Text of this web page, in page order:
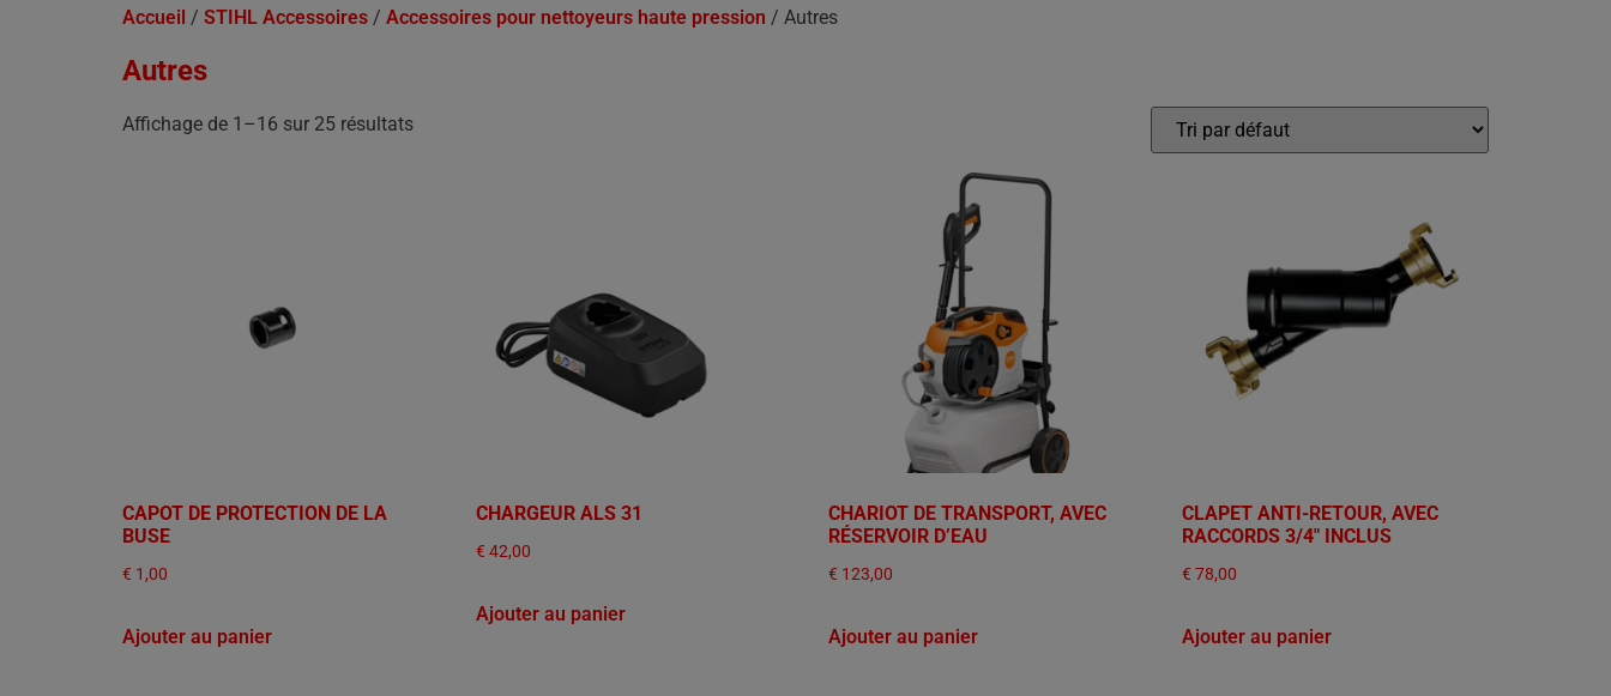
Accueil / STIHL Accessoires / Accessoires pour nettoyeurs haute pression / Autres
Autres
Affichage de 1–16 sur 25 résultats
CAPOT DE PROTECTION DE LA
BUSE
€ 1,00
Ajouter au panier
CHARGEUR ALS 31
€ 42,00
Ajouter au panier
CHARIOT DE TRANSPORT, AVEC
RÉSERVOIR D’EAU
€ 123,00
Ajouter au panier
CLAPET ANTI-RETOUR, AVEC
RACCORDS 3/4" INCLUS
€ 78,00
Ajouter au panier